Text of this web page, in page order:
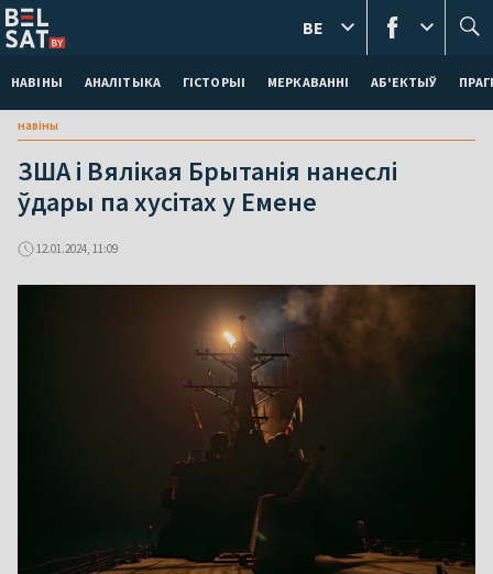
НАВІНЫ АНАЛІТЫКА ГІСТОРЫІ МЕРКАВАННI АБ'ЕКТЫЎ
BE
навіны
ЗША і Вялікая Брытанія нанеслі
ўдары па хусітах у Емене
12.01.2024, 11:09